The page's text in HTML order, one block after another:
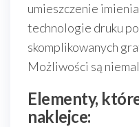
umieszczenie
technologie druku
skomplikowanych
Możliwości są
Elementy,
naklejce: